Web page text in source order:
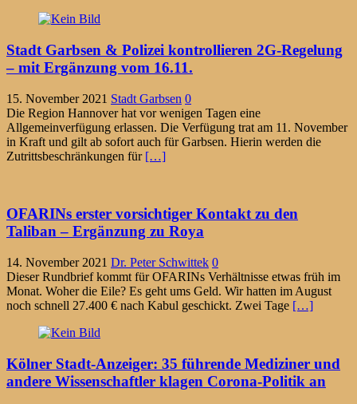
Stadt Garbsen & Polizei kontrollieren 2G-Regelung
– mit Ergänzung vom 16.11.
15. November 2021 Stadt Garbsen 0
Die Region Hannover hat vor wenigen Tagen eine
Allgemeinverfügung erlassen. Die Verfügung trat am 11. November
in Kraft und gilt ab sofort auch für Garbsen. Hierin werden die
Zutrittsbeschränkungen für […]
OFARINs erster vorsichtiger Kontakt zu den
Taliban – Ergänzung zu Roya
14. November 2021 Dr. Peter Schwittek 0
Dieser Rundbrief kommt für OFARINs Verhältnisse etwas früh im
Monat. Woher die Eile? Es geht ums Geld. Wir hatten im August
noch schnell 27.400 € nach Kabul geschickt. Zwei Tage […]
Kölner Stadt-Anzeiger: 35 führende Mediziner und
andere Wissenschaftler klagen Corona-Politik an